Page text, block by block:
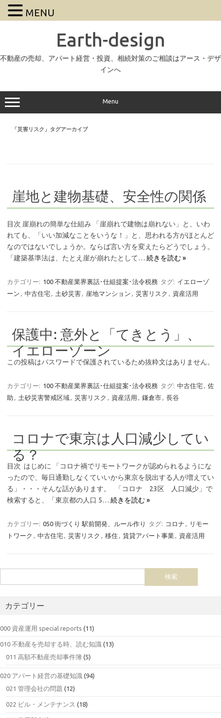
Earth-design
不動産の売却、アパート経営・投資、相続対策のご相談はアース・デザ
インへ
Menu
「災害リスク 」タグアーカイブ
崖地と建物基礎、安全性の関係
目次 崖崩れの簡単な仕組み 「崖崩れで建物は崩れない」と、いわ
れても、「いい加減なことをいうな！」と、思われる方がほとんど
なのではないでしょうか。ならば言い方を変えたらどうでしょう。
「建築基準法は、たとえ崖が崩れたとして… 続きを読む »
カテゴリー: 100 不動産業界裏話･仕組提案･法令税務 タグ: イエローゾ
ーン , 中古住宅, 土砂災害, 崖地マンション , 災害リスク , 資産活用
保護中: 意外と「てきとう」、
イエローゾーン
この投稿はパスワードで保護されているため抜粋文はありません。
カテゴリー: 100 不動産業界裏話･仕組提案･法令税務 タグ: 中古住宅, 佐
助 , 土砂災害警戒区域, 災害リスク , 資産活用 , 鎌倉市, 長谷
コロナで東京は人口減少してい
る？
目次 はじめに 「コロナ禍でリモートワークが認められるようにな
ったので、毎日通勤しなくていいから東京を脱出する人が増えてい
る」・・・そんな話があります。 「コロナ 23区 人口減少」で
検索すると、「東京都の人口 5… 続きを読む »
カテゴリー: 050 街づくり 駅前開発、ルール作り タグ: コロナ ,
リモー
トワーク , 中古住宅, 災害リスク , 移住 , 賃貸アパート事業, 資産活用
カテゴリー
000 資産運用 special reports (11)
010 不動産を売却する時、読む知識 (13)
011 高額不動産売却事件簿 (5)
020 アパート経営の基礎知識 (94)
021 管理会社の問題 (12)
022 ビル・メンテナンス (18)
MENU